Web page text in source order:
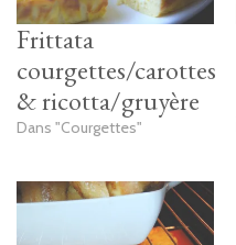
Frittata
courgettes/carottes
& ricotta/gruyère
Dans "Courgettes"